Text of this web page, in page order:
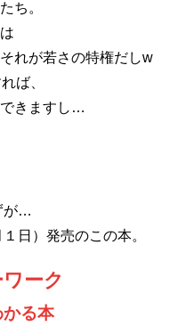
ち。
れが若さの特権だしw
ば、
きますし…
が…
日）発売のこの本。
ーク
る本